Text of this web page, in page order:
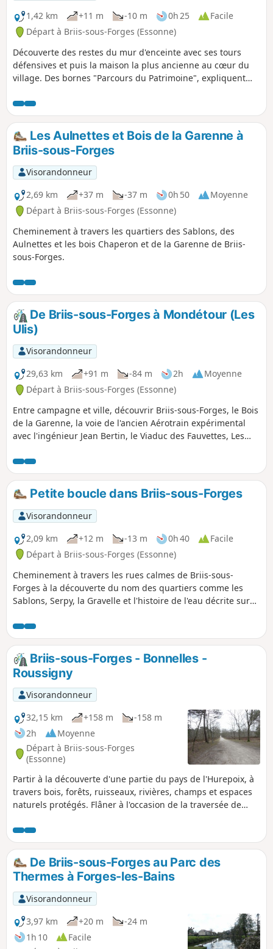
1,42 km
+11 m -10 m 0h 25
Facile
Départ à Briis-sous-Forges (Essonne)
Découverte des restes du mur d'enceinte avec ses tours
défensives et puis la maison la plus ancienne au cœur du
village. Des bornes "Parcours du Patrimoine", expliquent
Les Aulnettes et Bois de la Garenne à
Briis-sous-Forges
Visorandonneur
2,69 km
+37 m -37 m 0h 50
Moyenne
Départ à Briis-sous-Forges (Essonne)
Cheminement à travers les quartiers des Sablons, des
Aulnettes et les bois Chaperon et de la Garenne de Briis-
sous-Forges.
De Briis-sous-Forges à Mondétour (Les
Ulis)
Visorandonneur
29,63 km
+91 m -84 m 2h
Moyenne
Départ à Briis-sous-Forges (Essonne)
Entre campagne et ville, découvrir Briis-sous-Forges, le Bois
de la Garenne, la voie de l'ancien Aérotrain expérimental
avec l'ingénieur Jean Bertin, le Viaduc des Fauvettes, Les
Le Corbusier.
Petite boucle dans Briis-sous-Forges
Visorandonneur
2,09 km
+12 m -13 m 0h 40
Facile
Départ à Briis-sous-Forges (Essonne)
Cheminement à travers les rues calmes de Briis-sous-
Forges à la découverte du nom des quartiers comme les
Sablons, Serpy, la Gravelle et l'histoire de l'eau décrite sur
Chemin de Serpy à main droite.
Briis-sous-Forges - Bonnelles -
Roussigny
Visorandonneur
32,15 km
+158 m
-158 m
2h
Moyenne
Départ à Briis-sous-Forges
(Essonne)
Partir à la découverte d'une partie du pays de l'Hurepoix, à
travers bois, forêts, ruisseaux, rivières, champs et espaces
naturels protégés. Flâner à l'occasion de la traversée de
comme le Point du Jour, Chante-Coq.
De Briis-sous-Forges au Parc des
Thermes à Forges-les-Bains
Visorandonneur
3,97 km
+20 m
-24 m
1h 10
Facile